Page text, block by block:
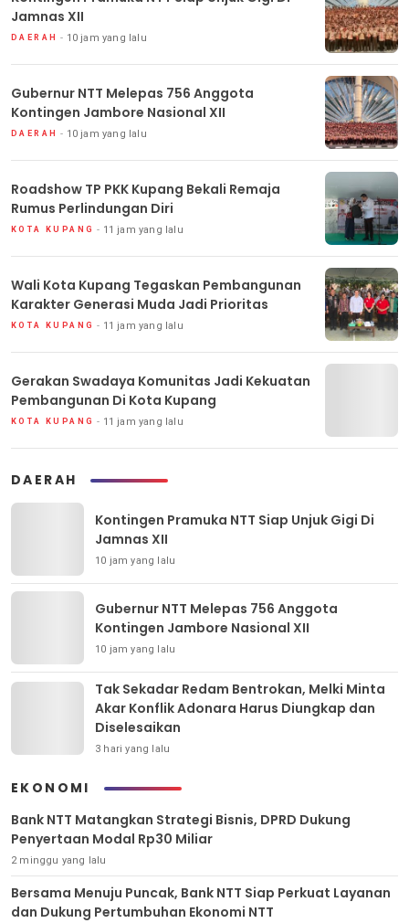
Jamnas XII
DAERAH 10 jam yang lalu
Gubernur NTT Melepas 756 Anggota
Kontingen Jambore Nasional XII
DAERAH 10 jam yang lalu
Roadshow TP PKK Kupang Bekali Remaja
Rumus Perlindungan Diri
KOTA KUPANG 11 jam yang lalu
Wali Kota Kupang Tegaskan Pembangunan
Karakter Generasi Muda Jadi Prioritas
KOTA KUPANG 11 jam yang lalu
Gerakan Swadaya Komunitas Jadi Kekuatan
Pembangunan Di Kota Kupang
KOTA KUPANG 11 jam yang lalu
DAERAH
Kontingen Pramuka NTT Siap Unjuk Gigi Di
Jamnas XII
10 jam yang lalu
Gubernur NTT Melepas 756 Anggota
Kontingen Jambore Nasional XII
10 jam yang lalu
Tak Sekadar Redam Bentrokan, Melki Minta
Akar Konflik Adonara Harus Diungkap dan
Diselesaikan
3 hari yang lalu
EKONOMI
Bank NTT Matangkan Strategi Bisnis, DPRD Dukung
Penyertaan Modal Rp30 Miliar
2 minggu yang lalu
Bersama Menuju Puncak, Bank NTT Siap Perkuat Layanan
dan Dukung Pertumbuhan Ekonomi NTT